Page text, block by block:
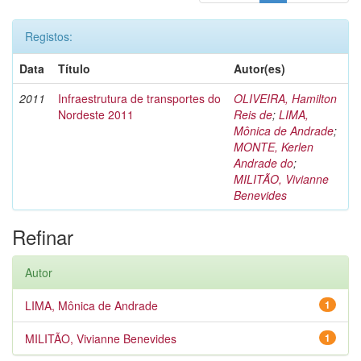
Registos:
Data
Título
Autor(es)
2011
Infraestrutura de transportes do
Nordeste 2011
OLIVEIRA, Hamilton
Reis de; LIMA,
Mônica de Andrade;
MONTE, Kerlen
Andrade do;
MILITÃO, Vivianne
Benevides
Refinar
Autor
1
LIMA, Mônica de Andrade
1
MILITÃO, Vivianne Benevides